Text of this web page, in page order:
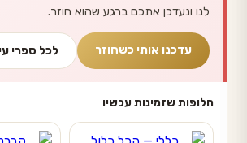
לנו ונעדכן אתכם ברגע שהוא חוזר.
עדכנו אותי כשחוזר לכל ספרי
חלופות שזמינות עכשיו